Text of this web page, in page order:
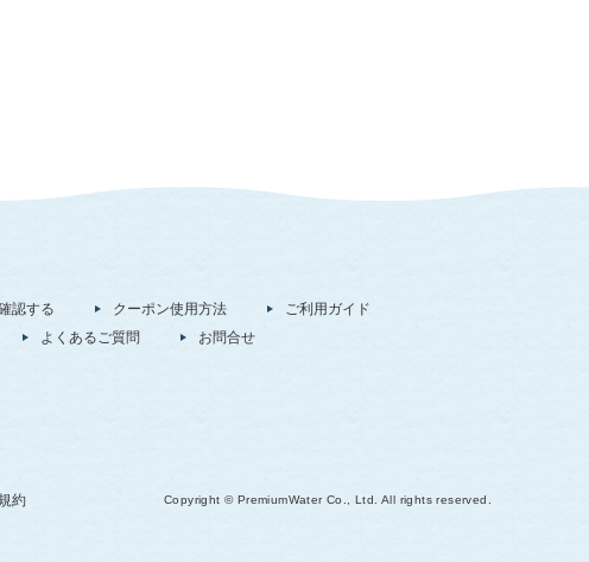
認する クーポン使用方法
ご利用ガイド
よくあるご質問 お問合せ
約 Copyright © PremiumWater Co., Ltd. All rights reserved.